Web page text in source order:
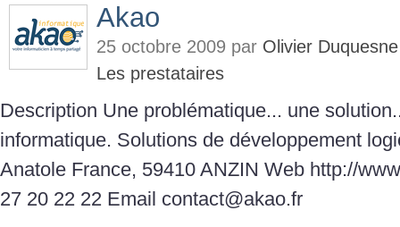
Akao
25 octobre 2009 par Olivier
Les prestataires
Description Une problématique... une
informatique. Solutions de développement
Anatole France, 59410 ANZIN Web http://
27 20 22 22 Email contact@akao.fr